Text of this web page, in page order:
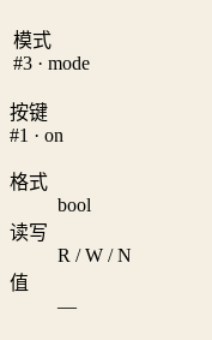
模式
#3 · mode
按键
#1 · on
格式
bool
读写
R / W / N
值
—